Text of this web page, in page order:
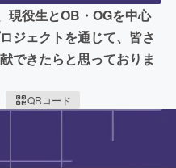
現役生とOB・OGを中心
ジェクトを通じて、皆さ
できたらと思っておりま
QRコード